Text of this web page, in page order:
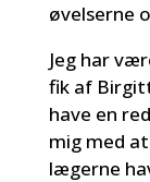
øvelserne
Jeg har
fik af
have en
mig med
lægerne